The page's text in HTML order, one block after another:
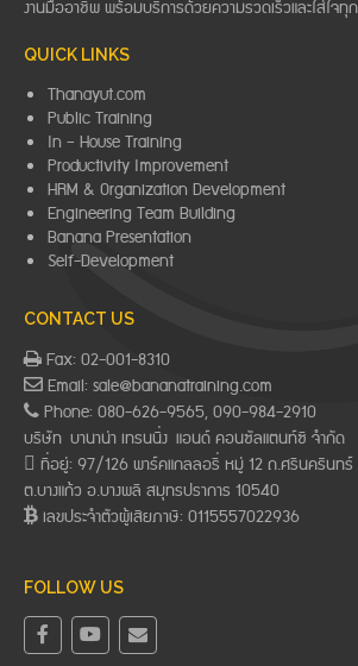
งานมืออาชีพ พร้อมบริการด้วยความรวดเร็วและใส่ใจทุ
QUICK LINKS
Thanayut.com
Public Training
In – House Training
Productivity Improvement
HRM & Organization Development
Engineering Team Building
Banana Presentation
Self-Development
CONTACT US
Fax: 02-001-8310
Email: sale@bananatraining.com
Phone: 080-626-9565, 090-984-2910
บริษัท บานาน่า เทรนนิ่ง แอนด์ คอนซัลแตนท์ซี จำกัด
ที่อยู่: 97/126 พาร์คแกลลอรี่ หมู่ 12 ถ.ศรีนครินทร์
ต.บางแก้ว อ.บางพลี สมุทรปราการ 10540
เลขประจำตัวผู้เสียภาษี: 0115557022936
FOLLOW US